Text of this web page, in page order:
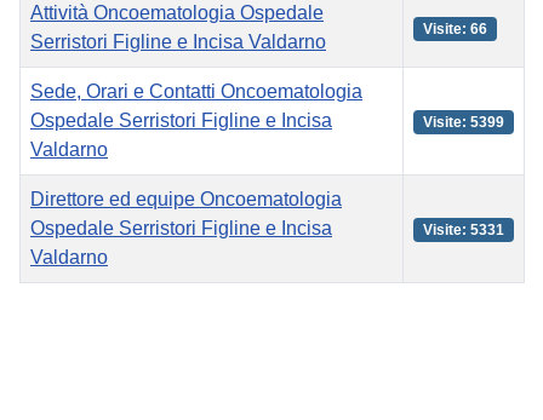
Titolo Visite
Attività Oncoematologia Ospedale
Serristori Figline e Incisa Valdarno
Visite: 66
Sede, Orari e Contatti Oncoematologia
Ospedale Serristori Figline e Incisa
Valdarno
Visite: 5399
Direttore ed equipe Oncoematologia
Ospedale Serristori Figline e Incisa
Valdarno
Visite: 5331